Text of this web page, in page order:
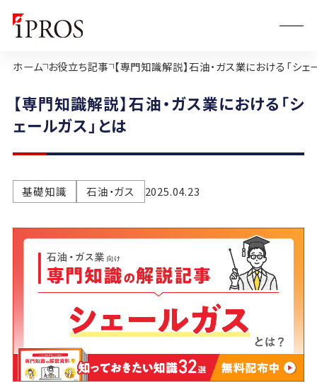
ホーム お役立ち記事 【専門知識解説】石油・ガス業における「シェ
【専門知識解説】石油・ガス業における「シ
ェールガス」とは
基礎知識 石油・ガス 2025.04.23